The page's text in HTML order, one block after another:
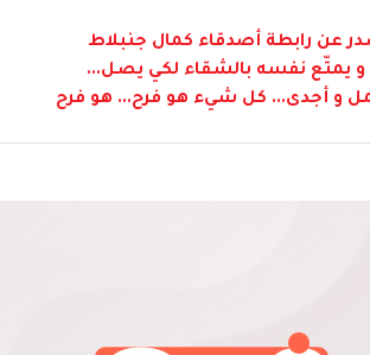
عن رابطة أصدقاء كمال جنبلاط
يمتّع نفسه بالشقاء لكي يصل...
و أجدى... كل شيء هو فرح... هو فرح